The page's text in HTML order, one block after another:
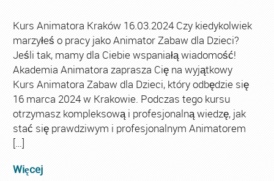
Kurs Animatora Kraków 16.03.2024 Czy kiedykolwiek
marzyłeś o pracy jako Animator Zabaw dla Dzieci?
Jeśli tak, mamy dla Ciebie wspaniałą wiadomość!
Akademia Animatora zaprasza Cię na wyjątkowy
Kurs Animatora Zabaw dla Dzieci, który odbędzie się
16 marca 2024 w Krakowie. Podczas tego kursu
otrzymasz kompleksową i profesjonalną wiedzę, jak
stać się prawdziwym i profesjonalnym Animatorem
[…]
Więcej